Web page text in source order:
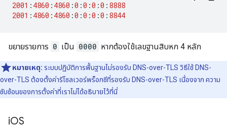
2001 : 4860 : 4860 :0 :0 :0 :0 : 8888
2001 : 4860 : 4860 :0 :0 :0 :0 : 8844
ขยายรายการ 0 เป็น 0000 หากต้องใช้เลขฐานสิบหก 4 หลัก
หมายเหตุ: ระบบปฏิบัติการพื้นฐานไม่รองรับ DNS-over-TLS วิธีใช้ DNS-
over-TLS ต้องตั้งค่ารีโซลเวอร์พร็อกซีที่รองรับ DNS-over-TLS เนื่องจาก ความ
ซับซ้อนของการตั้งค่าที่เราไม่ได้อธิบายไว้ที่นี่
iOS